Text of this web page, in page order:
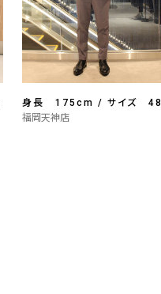
身長 175cm / サイズ 48
福岡天神店